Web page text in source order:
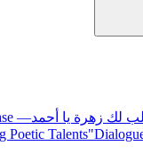
لك زهرة يا أحمد— Release
Poetic Talents